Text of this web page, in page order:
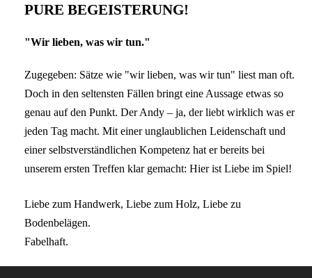
PURE BEGEISTERUNG!
"Wir lieben, was wir tun."
Zugegeben: Sätze wie "wir lieben, was wir tun" liest man oft.
Doch in den seltensten Fällen bringt eine Aussage etwas so
genau auf den Punkt. Der Andy – ja, der liebt wirklich was er
jeden Tag macht. Mit einer unglaublichen Leidenschaft und
einer selbstverständlichen Kompetenz hat er bereits bei
unserem ersten Treffen klar gemacht: Hier ist Liebe im Spiel!
Liebe zum Handwerk, Liebe zum Holz, Liebe zu
Bodenbelägen.
Fabelhaft.